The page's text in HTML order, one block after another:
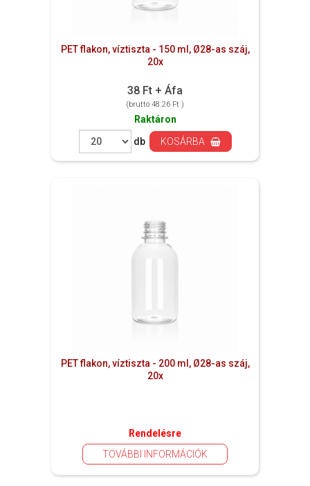
PET flakon, víztiszta - 150 ml, Ø28-as száj,
20x
38 Ft + Áfa
(bruttó 48.26 Ft )
Raktáron
db
KOSÁRBA
PET flakon, víztiszta - 200 ml, Ø28-as száj,
20x
Rendelésre
TOVÁBBI INFORMÁCIÓK